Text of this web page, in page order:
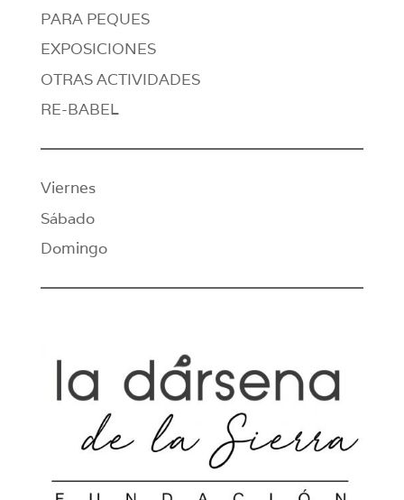
PARA PEQUES
EXPOSICIONES
OTRAS ACTIVIDADES
RE-BABEL
Viernes
Sábado
Domingo